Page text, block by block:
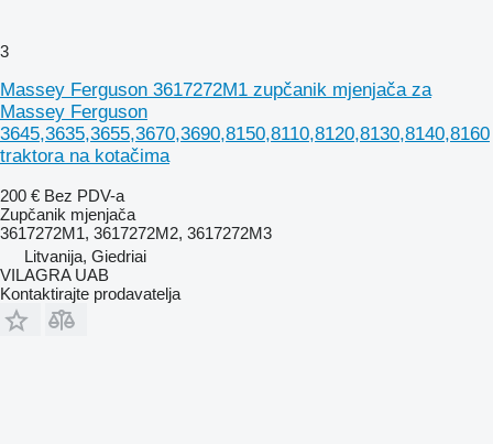
3
Massey Ferguson 3617272M1 zupčanik mjenjača za
Massey Ferguson
3645,3635,3655,3670,3690,8150,8110,8120,8130,8140,8160
traktora na kotačima
200 € Bez PDV-a
Zupčanik mjenjača
3617272M1, 3617272M2, 3617272M3
Litvanija, Giedriai
VILAGRA UAB
Kontaktirajte prodavatelja